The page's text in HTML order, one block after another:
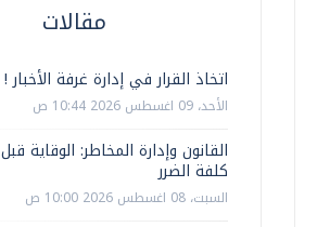
مقالات
اتخاذ القرار في إدارة غرفة الأخبار !
الأحد، 09 اغسطس 2026 10:44 ص
القانون وإدارة المخاطر: الوقاية قبل
كلفة الضرر
السبت، 08 اغسطس 2026 10:00 ص